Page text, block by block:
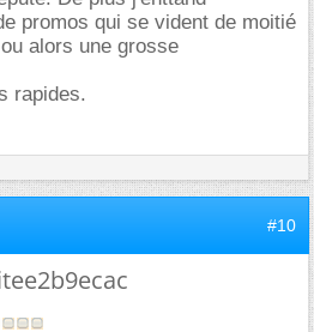
promos qui se vident de moitié
alors une grosse
rapides.
#10